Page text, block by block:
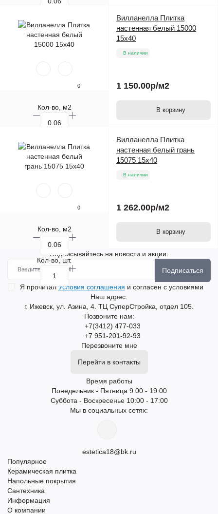
0
Кол-во, м2
Вилланелла Плитка
настенная белый 15000
15х40
В наличии
1 150.00р/м2
В корзину
0
Кол-во, м2
Кол-во, шт.
Вилланелла Плитка
настенная белый грань
15075 15х40
В наличии
1 262.00р/м2
В корзину
Подписывайтесь на новости и акции:
Подписаться
Я прочитал Условия соглашения и согласен с условиями
Наш адрес:
г. Ижевск, ул. Азина, 4. ТЦ СуперСтройка, отдел 105.
Позвоните нам:
+7(3412) 477-033
+7 951-201-92-93
Перезвоните мне
Перейти в контакты
Время работы
Понедельник - Пятница 9:00 - 19:00
Суббота - Воскресенье 10:00 - 17:00
Мы в социальных сетях:
estetica18@bk.ru
Популярное
Керамическая плитка
Напольные покрытия
Сантехника
Информация
О компании